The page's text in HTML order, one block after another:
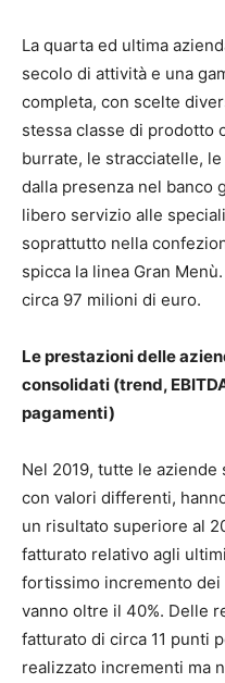
La quarta ed ultima
secolo di attività e una
completa, con scelte
stessa classe di prodotto
burrate, le stracciatelle,
dalla presenza nel banco
libero servizio alle
soprattutto nella
spicca la linea Gran
circa 97 milioni di euro.
Le prestazioni delle
consolidati (trend,
pagamenti)
Nel 2019, tutte le aziende
con valori differenti,
un risultato superiore al
fatturato relativo agli
fortissimo incremento dei
vanno oltre il 40%. Delle
fatturato di circa 11 punti
realizzato incrementi ma